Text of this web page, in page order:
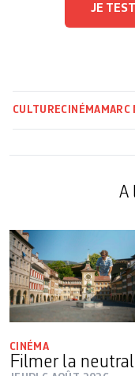
JE
CULTURECINÉMA MARC
A
CINÉMA
Filmer la